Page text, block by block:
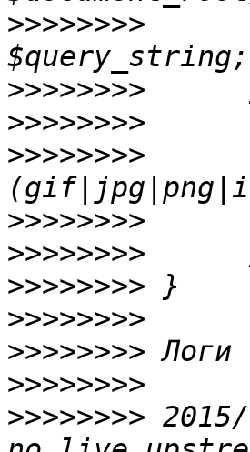
>>>>>>>>
>>>>>>>>
>>>>>>>>
>>>>>>>>
>>>>>>>>
>>>>>>>>
>>>>>>>>
>>>>>>>>
>>>>>>>>
>>>>>>>>
>>>>>>>>